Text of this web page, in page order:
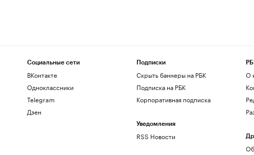
Социальные сети
ВКонтакте
Одноклассники
Telegram
Дзен
Подписки
Скрыть баннеры на РБК
Подписка на РБК
Корпоративная подписка
Уведомления
RSS Новости
О